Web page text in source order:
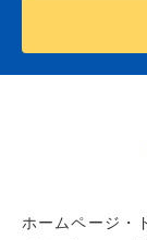
ホームページ・